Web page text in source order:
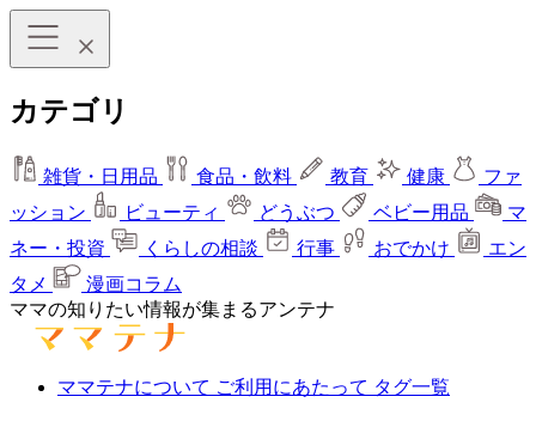
カテゴリ
雑貨・日用品 食品・飲料 教育 健康
ファ
ッション
ビューティ どうぶつ ベビー用品
マ
ネー・投資
くらしの相談 行事 おでかけ
エン
タメ
漫画コラム
ママの知りたい情報が集まるアンテナ
ママテナについて ご利用にあたって タグ一覧